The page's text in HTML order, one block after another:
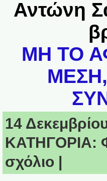
Αντώνη
ΜΗ ΤΟ
ΜΕΣΗ,
14
ΚΑΤΗΓΟΡΙΑ:
σχόλιο |